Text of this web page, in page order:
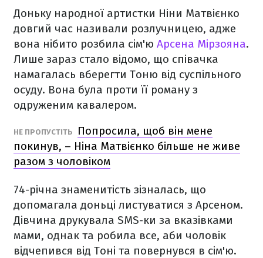
Доньку народної артистки Ніни Матвієнко
довгий час називали розлучницею, адже
вона нібито розбила сім'ю Арсена Мірзояна.
Лише зараз стало відомо, що співачка
намагалась вберегти Тоню від суспільного
осуду. Вона була проти її роману з
одруженим кавалером.
НЕ ПРОПУСТІТЬ
Попросила, щоб він мене
покинув, – Ніна Матвієнко більше не живе
разом з чоловіком
74-річна знаменитість зізналась, що
допомагала доньці листуватися з Арсеном.
Дівчина друкувала SMS-ки за вказівками
мами, однак та робила все, аби чоловік
відчепився від Тоні та повернувся в сім'ю.